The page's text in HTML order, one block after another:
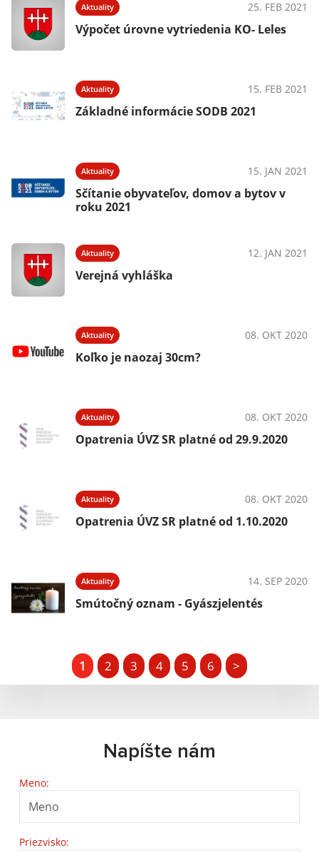
Aktuality 25. FEB 2021
Výpočet úrovne vytriedenia KO- Leles
Aktuality 15. FEB 2021
Základné informácie SODB 2021
Aktuality 15. JAN 2021
Sčítanie obyvateľov, domov a bytov v
roku 2021
Aktuality 12. JAN 2021
Verejná vyhláška
Aktuality 08. OKT 2020
Koľko je naozaj 30cm?
Aktuality 08. OKT 2020
Opatrenia ÚVZ SR platné od 29.9.2020
Aktuality 08. OKT 2020
Opatrenia ÚVZ SR platné od 1.10.2020
Aktuality 14. SEP 2020
Smútočný oznam - Gyászjelentés
1 2 3 4 5 6 >
Napíšte nám
Meno:
Priezvisko: